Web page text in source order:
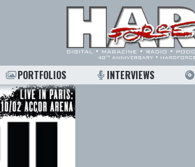
PORTFOLIOS INTERVIEWS